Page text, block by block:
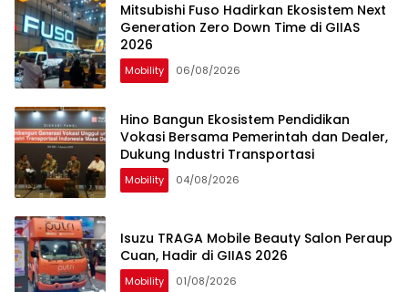
Mitsubishi Fuso Hadirkan Ekosistem Next
Generation Zero Down Time di GIIAS
2026
Mobility 06/08/2026
Hino Bangun Ekosistem Pendidikan
Vokasi Bersama Pemerintah dan Dealer,
Dukung Industri Transportasi
Mobility 04/08/2026
Isuzu TRAGA Mobile Beauty Salon Peraup
Cuan, Hadir di GIIAS 2026
Mobility 01/08/2026